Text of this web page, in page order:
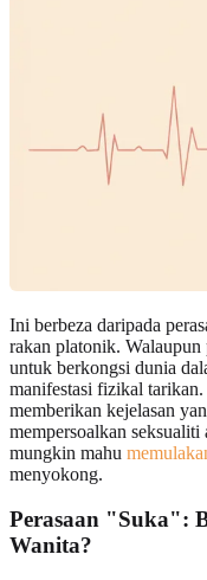
Ini berbeza daripada
rakan platonik.
untuk berkongsi dunia
manifestasi fizikal
memberikan kejelasan
mempersoalkan seksualiti
mungkin mahu
menyokong.
Perasaan "Suka":
Wanita?